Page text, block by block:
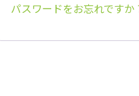
パスワードをお忘れですか